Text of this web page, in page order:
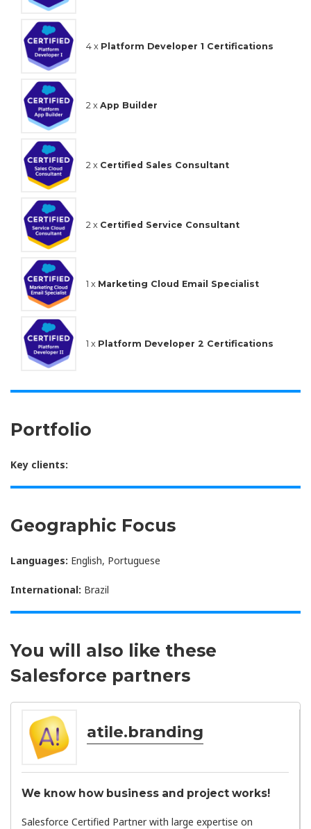
4 x Platform Developer 1 Certifications
2 x App Builder
2 x Certified Sales Consultant
2 x Certified Service Consultant
1 x Marketing Cloud Email Specialist
1 x Platform Developer 2 Certifications
Portfolio
Key clients:
Geographic Focus
Languages: English, Portuguese
International: Brazil
You will also like these
Salesforce partners
atile.branding
We know how business and project works!
Salesforce Certified Partner with large expertise on